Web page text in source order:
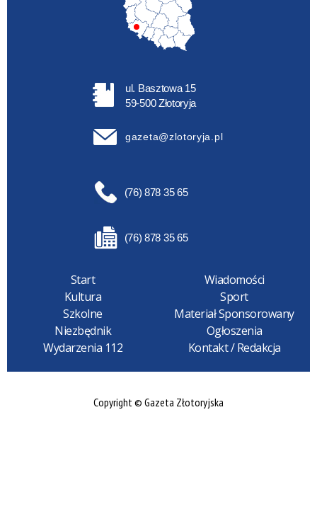
ul. Basztowa 15
59-500 Złotoryja
gazeta@zlotoryja.pl
(76) 878 35 65
(76) 878 35 65
Start
Wiadomości
Kultura
Sport
Szkolne
Materiał Sponsorowany
Niezbędnik
Ogłoszenia
Wydarzenia 112
Kontakt / Redakcja
Copyright © Gazeta Złotoryjska